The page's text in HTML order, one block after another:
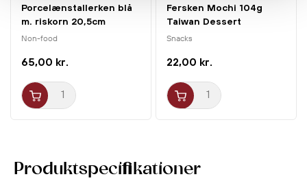
Produktspecifikationer
Porcelænstallerken blå
m. riskorn 20,5cm
Non-food
65,00 kr.
Fersken Mochi 104g
Taiwan Dessert
Snacks
22,00 kr.